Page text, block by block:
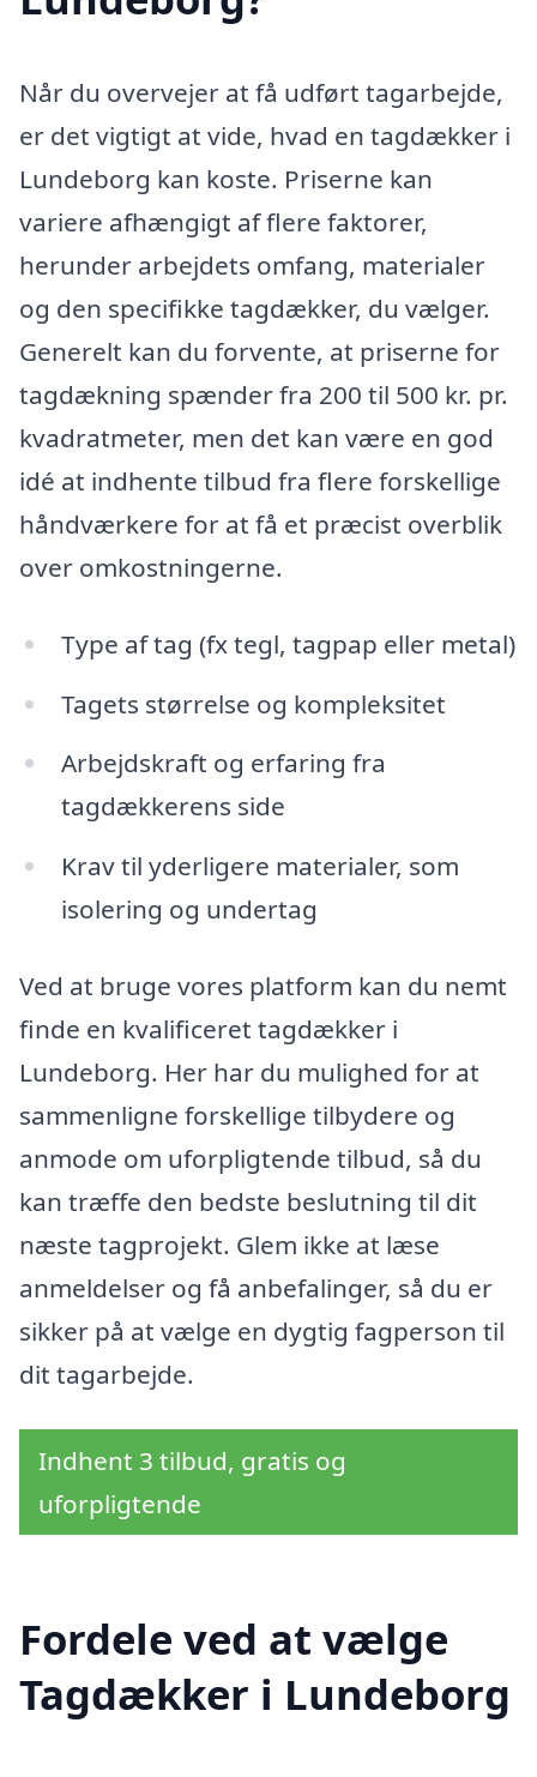
Når du overvejer at få udført tagarbejde,
er det vigtigt at vide, hvad en tagdækker i
Lundeborg kan koste. Priserne kan
variere afhængigt af flere faktorer,
herunder arbejdets omfang, materialer
og den specifikke tagdækker, du vælger.
Generelt kan du forvente, at priserne for
tagdækning spænder fra 200 til 500 kr. pr.
kvadratmeter, men det kan være en god
idé at indhente tilbud fra flere forskellige
håndværkere for at få et præcist overblik
over omkostningerne.
Type af tag (fx tegl, tagpap eller metal)
Tagets størrelse og kompleksitet
Arbejdskraft og erfaring fra
tagdækkerens side
Krav til yderligere materialer, som
isolering og undertag
Ved at bruge vores platform kan du nemt
finde en kvalificeret tagdækker i
Lundeborg. Her har du mulighed for at
sammenligne forskellige tilbydere og
anmode om uforpligtende tilbud, så du
kan træffe den bedste beslutning til dit
næste tagprojekt. Glem ikke at læse
anmeldelser og få anbefalinger, så du er
sikker på at vælge en dygtig fagperson til
dit tagarbejde.
Indhent 3 tilbud, gratis og
uforpligtende
Fordele ved at vælge
Tagdækker i Lundeborg